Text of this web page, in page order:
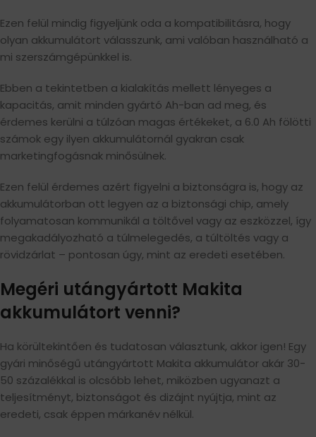
Ezen felül mindig figyeljünk oda a kompatibilitásra, hogy
olyan akkumulátort válasszunk, ami valóban használható a
mi szerszámgépünkkel is.
Ebben a tekintetben a kialakítás mellett lényeges a
kapacitás, amit minden gyártó Ah-ban ad meg, és
érdemes kerülni a túlzóan magas értékeket, a 6.0 Ah fölötti
számok egy ilyen akkumulátornál gyakran csak
marketingfogásnak minősülnek.
Ezen felül érdemes azért figyelni a biztonságra is, hogy az
akkumulátorban ott legyen az a biztonsági chip, amely
folyamatosan kommunikál a töltővel vagy az eszközzel, így
megakadályozható a túlmelegedés, a túltöltés vagy a
rövidzárlat – pontosan úgy, mint az eredeti esetében.
Megéri utángyártott Makita
akkumulátort venni?
Ha körültekintően és tudatosan választunk, akkor igen! Egy
gyári minőségű utángyártott Makita akkumulátor akár 30-
50 százalékkal is olcsóbb lehet, miközben ugyanazt a
teljesítményt, biztonságot és dizájnt nyújtja, mint az
eredeti, csak éppen márkanév nélkül.